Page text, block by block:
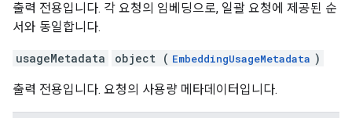
출력 전용입니다. 각 요청의 임베딩으로, 일괄 요청에 제공된 순
서와 동일합니다.
usageMetadata object ( EmbeddingUsageMetadata )
출력 전용입니다. 요청의 사용량 메타데이터입니다.